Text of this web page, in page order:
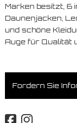
Marken besitzt, 6
Daunenjacken,
und schöne
Auge für Qualität
Fordern Sie